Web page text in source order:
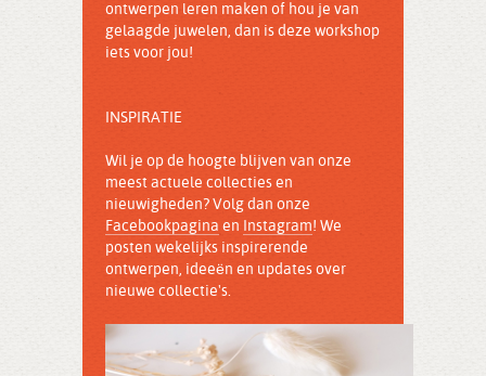
ontwerpen leren maken of hou je van
gelaagde juwelen, dan is deze workshop
iets voor jou!
INSPIRATIE
Wil je op de hoogte blijven van onze
meest actuele collecties en
nieuwigheden? Volg dan onze
Facebookpagina en Instagram! We
posten wekelijks inspirerende
ontwerpen, ideeën en updates over
nieuwe collectie's.